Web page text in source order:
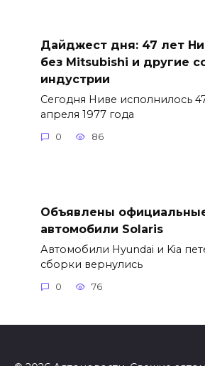
Дайджест дня: 47 лет
без Mitsubishi и другие
индустрии
Сегодня Ниве исполнилось
апреля 1977 года
0 86
Объявлены
автомобили Solaris
Автомобили Hyundai и Kia
сборки вернулись
0 76